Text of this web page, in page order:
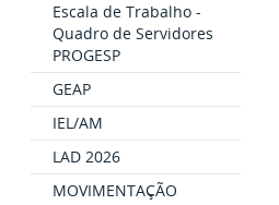
Escala de Trabalho -
Quadro de Servidores
PROGESP
GEAP
IEL/AM
LAD 2026
MOVIMENTAÇÃO